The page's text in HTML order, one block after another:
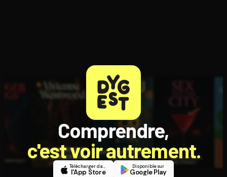
Comprendre,
c'est voir autrement.
Télécharger dans
l'App Store
Disponible sur
Google Play